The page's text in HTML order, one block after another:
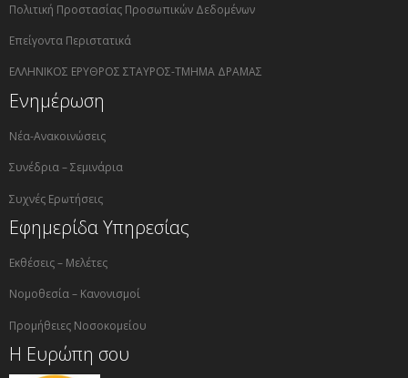
Πολιτική Προστασίας Προσωπικών Δεδομένων
Επείγοντα Περιστατικά
ΕΛΛΗΝΙΚΟΣ ΕΡΥΘΡΟΣ ΣΤΑΥΡΟΣ-ΤΜΗΜΑ ΔΡΑΜΑΣ
Ενημέρωση
Νέα-Ανακοινώσεις
Συνέδρια – Σεμινάρια
Συχνές Ερωτήσεις
Εφημερίδα Υπηρεσίας
Εκθέσεις – Μελέτες
Νομοθεσία – Κανονισμοί
Προμήθειες Νοσοκομείου
Η Ευρώπη σου